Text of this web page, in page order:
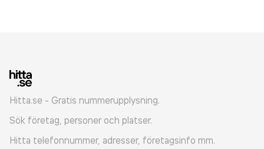
Hitta.se - Gratis nummerupplysning.
Sök företag, personer och platser.
Hitta telefonnummer, adresser, företagsinfo mm.